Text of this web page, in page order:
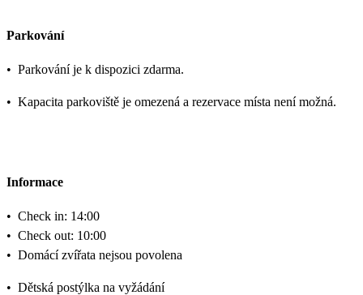
Parkování
• Parkování je k dispozici zdarma.
• Kapacita parkoviště je omezená a rezervace místa není možná.
Informace
• Check in: 14:00
• Check out: 10:00
• Domácí zvířata nejsou povolena
• Dětská postýlka na vyžádání